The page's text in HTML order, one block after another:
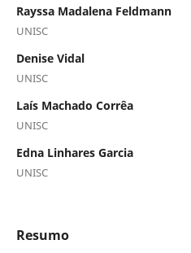
Rayssa Madalena Feldmann
UNISC
Denise Vidal
UNISC
Laís Machado Corrêa
UNISC
Edna Linhares Garcia
UNISC
Resumo